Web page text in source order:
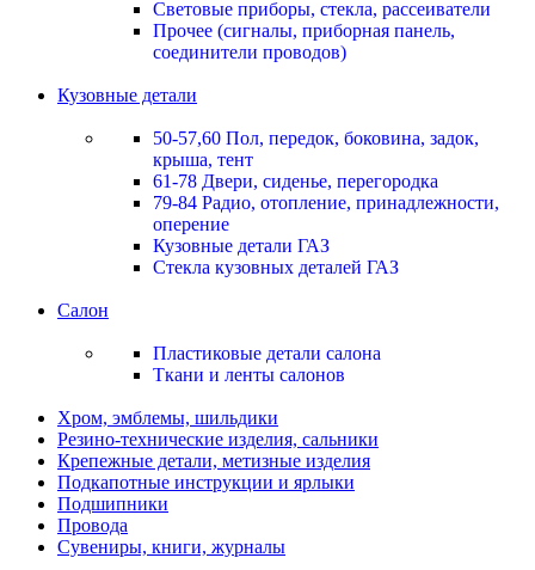
Световые приборы, стекла, рассеиватели
Прочее (сигналы, приборная панель,
соединители проводов)
Кузовные детали
50-57,60 Пол, передок, боковина, задок,
крыша, тент
61-78 Двери, сиденье, перегородка
79-84 Радио, отопление, принадлежности,
оперение
Кузовные детали ГАЗ
Стекла кузовных деталей ГАЗ
Салон
Пластиковые детали салона
Ткани и ленты салонов
Хром, эмблемы, шильдики
Резино-технические изделия, сальники
Крепежные детали, метизные изделия
Подкапотные инструкции и ярлыки
Подшипники
Провода
Сувениры, книги, журналы